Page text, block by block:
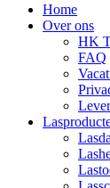
Home
Over ons
HK
FAQ